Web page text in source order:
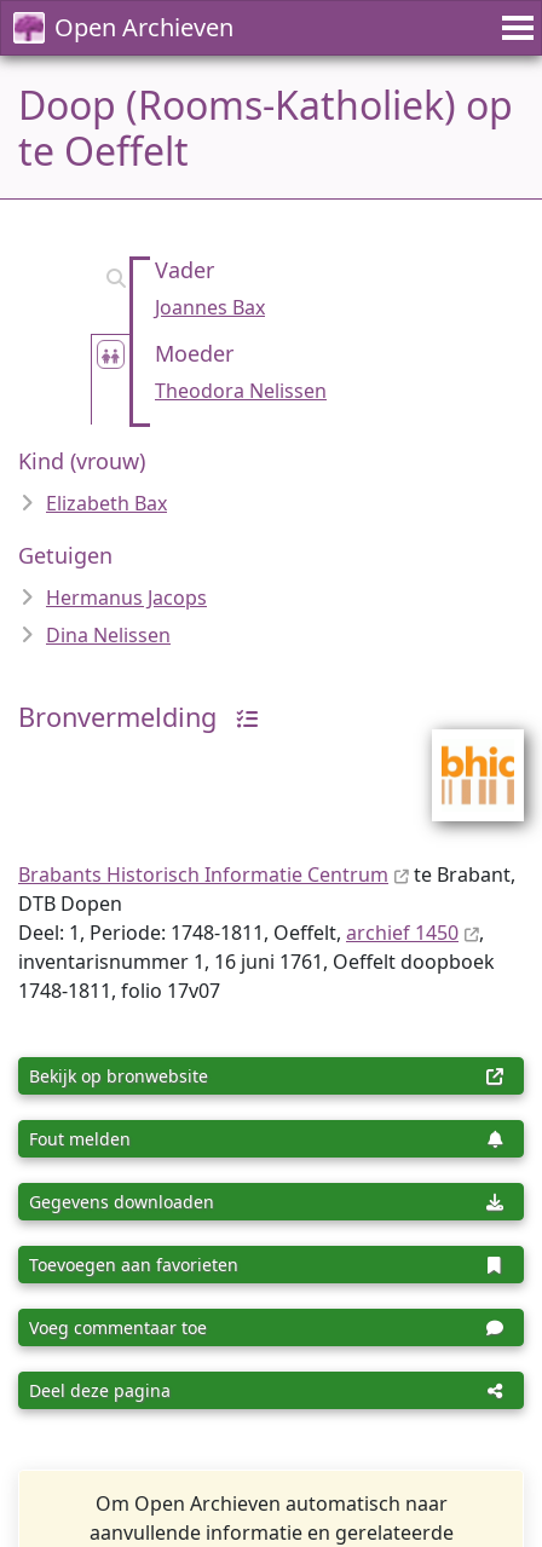
Open Archieven
Doop (Rooms-Katholiek) op
te Oeffelt
Vader
Joannes Bax
Moeder
Theodora Nelissen
Kind (vrouw)
Elizabeth Bax
Getuigen
Hermanus Jacops
Dina Nelissen
Bronvermelding
Brabants Historisch Informatie Centrum
te Brabant,
DTB Dopen
Deel: 1, Periode: 1748-1811, Oeffelt, archief 1450
,
inventaris­num­mer 1, 16 juni 1761, Oeffelt doopboek
1748-1811, folio 17v07
Bekijk op bronwebsite
Fout melden
Gegevens downloaden
Toevoegen aan favorieten
Voeg commentaar toe
Deel deze pagina
Om Open Archieven automatisch naar
aanvullende informatie en gerelateerde